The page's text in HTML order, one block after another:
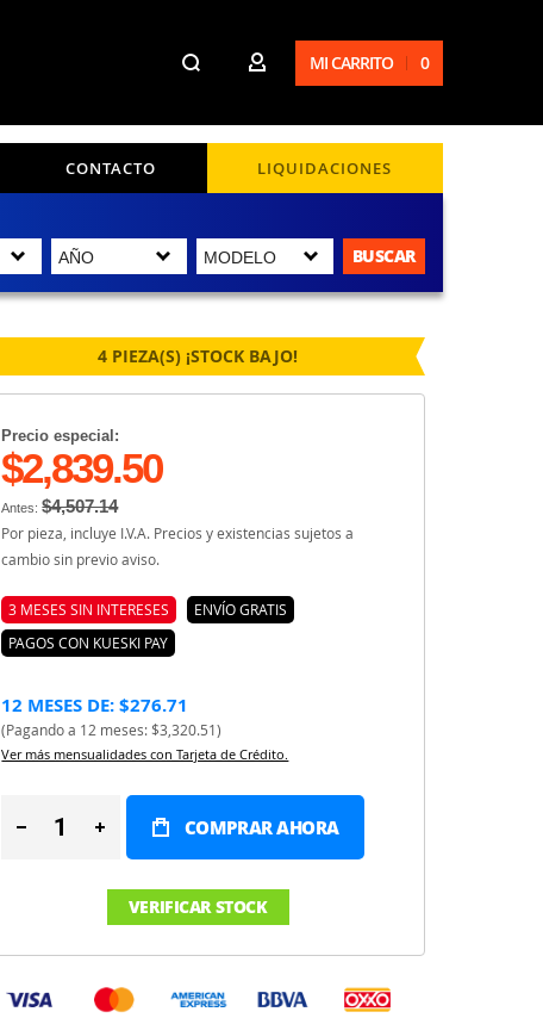
MI CARRITO 0
CONTACTO LIQUIDACIONES
BUSCAR
4 PIEZA(S) ¡STOCK BAJO!
Precio especial:
$2,839.50
Antes:$4,507.14
Por pieza, incluye I.V.A. Precios y existencias sujetos a
cambio sin previo aviso.
3 MESES SIN INTERESES
ENVÍO GRATIS
PAGOS CON KUESKI PAY
12 MESES DE: $276.71
(Pagando a 12 meses: $3,320.51)
Ver más mensualidades con Tarjeta de Crédito.
COMPRAR AHORA
VERIFICAR STOCK